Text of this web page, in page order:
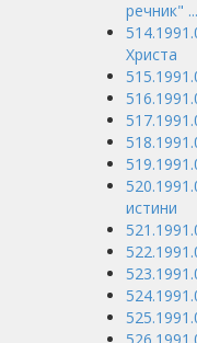
речник" ...
Христа
истини